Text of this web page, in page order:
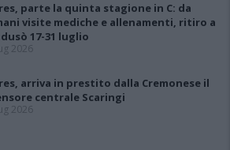
parte la quinta stagione in C: da
visite mediche e allenamenti, ritiro a
17-31 luglio
2026
arriva in prestito dalla Cremonese il
centrale Scaringi
2026